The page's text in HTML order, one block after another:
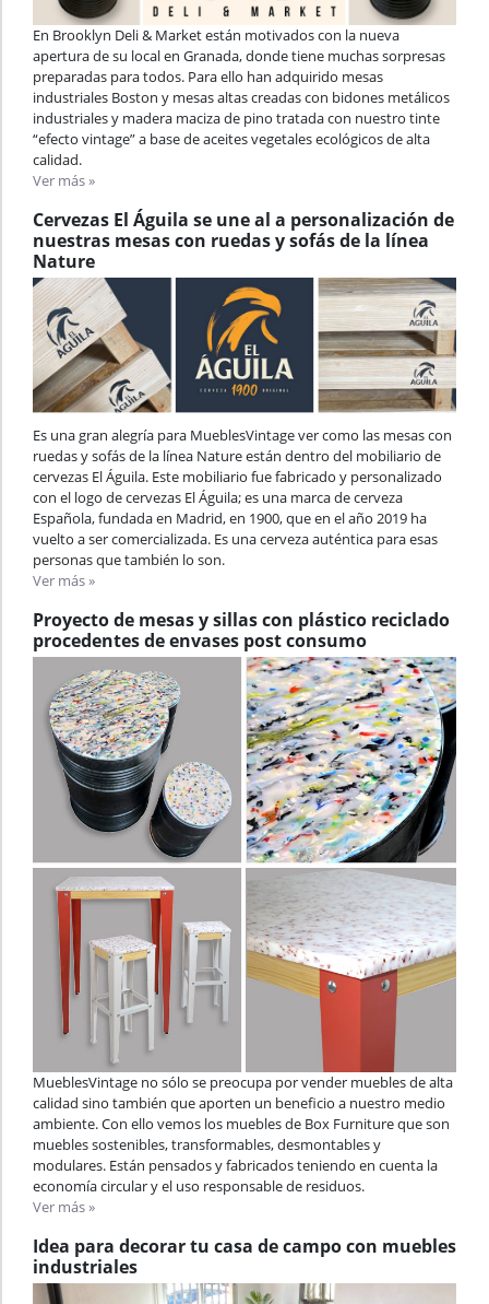
En Brooklyn Deli & Market están motivados con la nueva
apertura de su local en Granada, donde tiene muchas sorpresas
preparadas para todos. Para ello han adquirido mesas
industriales Boston y mesas altas creadas con bidones metálicos
industriales y madera maciza de pino tratada con nuestro tinte
“efecto vintage” a base de aceites vegetales ecológicos de alta
calidad.
Ver más »
Cervezas El Águila se une al a personalización de
nuestras mesas con ruedas y sofás de la línea
Nature
Es una gran alegría para MueblesVintage ver como las mesas con
ruedas y sofás de la línea Nature están dentro del mobiliario de
cervezas El Águila. Este mobiliario fue fabricado y personalizado
con el logo de cervezas El Águila; es una marca de cerveza
Española, fundada en Madrid, en 1900, que en el año 2019 ha
vuelto a ser comercializada. Es una cerveza auténtica para esas
personas que también lo son.
Ver más »
Proyecto de mesas y sillas con plástico reciclado
procedentes de envases post consumo
MueblesVintage no sólo se preocupa por vender muebles de alta
calidad sino también que aporten un beneficio a nuestro medio
ambiente. Con ello vemos los muebles de Box Furniture que son
muebles sostenibles, transformables, desmontables y
modulares. Están pensados y fabricados teniendo en cuenta la
economía circular y el uso responsable de residuos.
Ver más »
Idea para decorar tu casa de campo con muebles
industriales